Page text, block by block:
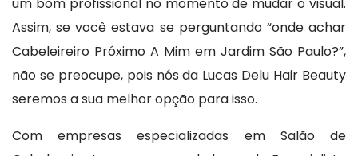
Assim, se você estava se perguntando “onde achar
Cabeleireiro Próximo A Mim em Jardim São Paulo?”,
não se preocupe, pois nós da Lucas Delu Hair Beauty
seremos a sua melhor opção para isso.
Com empresas especializadas em Salão de